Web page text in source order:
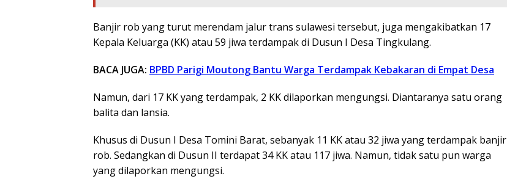
Banjir rob yang turut merendam jalur trans sulawesi tersebut, juga mengakibatkan 17
Kepala Keluarga (KK) atau 59 jiwa terdampak di Dusun I Desa Tingkulang.
BACA JUGA: BPBD Parigi Moutong Bantu Warga Terdampak Kebakaran di Empat Desa
Namun, dari 17 KK yang terdampak, 2 KK dilaporkan mengungsi. Diantaranya satu orang
balita dan lansia.
Khusus di Dusun I Desa Tomini Barat, sebanyak 11 KK atau 32 jiwa yang terdampak banjir
rob. Sedangkan di Dusun II terdapat 34 KK atau 117 jiwa. Namun, tidak satu pun warga
yang dilaporkan mengungsi.